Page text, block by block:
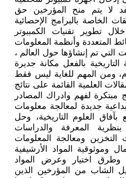
لا يتم منح المؤرخين حق
الخاصة بالبرامج الإحصائية
تطوير تقنيات الكمبيوتر
المتعددة وأنظمة المعلومات
التي تم إنشاؤها حول العالم ،
التاريخية بالفعل مكانة جديرة
ومن المهم للغاية ليس فقط
العلمية القائمة على نتائج
مبتكرة لفهم وادراك المصادر
إبداعية جديدة لمعالجة معلومات
بآفاق العلوم التاريخية، وحل
المعرفة والدراسات
التخزين ومعالجة المعلومات
وموثوقية المواد الأرشيفية
وطرق اختيار وعرض المواد
الشاب من المؤرخين الذين